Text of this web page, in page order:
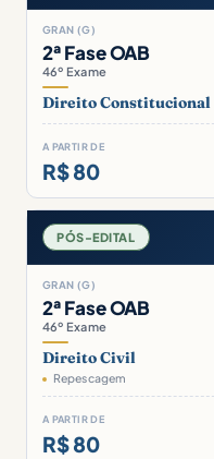
GRAN (G)
2ª Fase OAB
46º Exame
Direito Constitucional
A PARTIR DE
R$ 80
PÓS-EDITAL
GRAN (G)
2ª Fase OAB
46º Exame
Direito Civil
Repescagem
A PARTIR DE
R$ 80